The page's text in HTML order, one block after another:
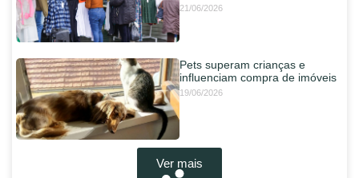
21/06/2026
Pets superam crianças e
influenciam compra de imóveis
19/06/2026
Ver mais